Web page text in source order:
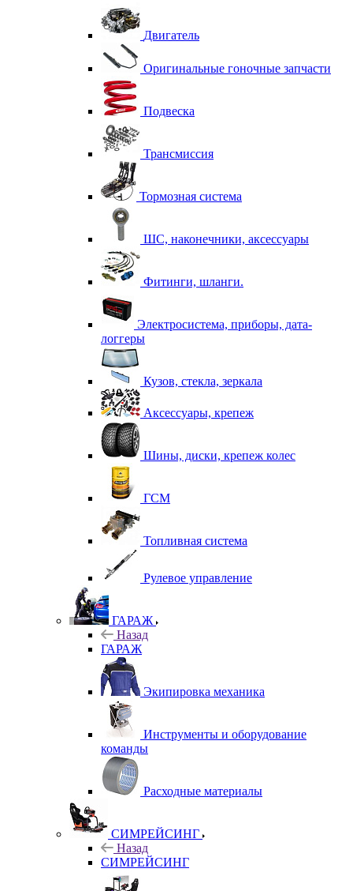
Двигатель
Оригинальные гоночные запчасти
Подвеска
Трансмиссия
Тормозная система
ШС, наконечники, аксессуары
Фитинги, шланги.
Электросистема, приборы, дата-
логгеры
Кузов, стекла, зеркала
Аксессуары, крепеж
Шины, диски, крепеж колес
ГСМ
Топливная система
Рулевое управление
ГАРАЖ
Назад
ГАРАЖ
Экипировка механика
Инструменты и оборудование
команды
Расходные материалы
СИМРЕЙСИНГ
Назад
СИМРЕЙСИНГ